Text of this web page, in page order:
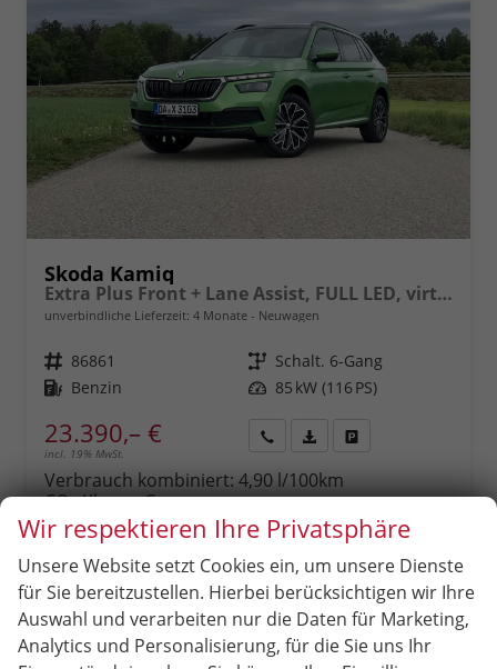
Skoda Kamiq
Extra Plus Front + Lane Assist, FULL LED, virtuelles Cockpit, Climatronic, Parksensoren, Rückfahrkamera, ISOFIX, el. Fensterheber, Tempomat, Sitzhzg. uvm.
unverbindliche Lieferzeit: 4 Monate Neuwagen
Fahrzeugnr. 86861 Getriebe Schalt. 6-Gang
Kraftstoff Benzin Leistung 85 kW (116 PS)
23.390,– €
incl. 19% MwSt.
anfordern
Datei,
Fahrzeugexposé
parken
oder
vergleichen
Verbrauch kombiniert: 4,90 l/100km
CO -Klasse:C
CO2-Emissionen:111,00 g/km
Wir respektieren Ihre Privatsphäre
Unsere Website setzt Cookies ein, um unsere Dienste
für Sie bereitzustellen. Hierbei berücksichtigen wir Ihre
Auswahl und verarbeiten nur die Daten für Marketing,
Analytics und Personalisierung, für die Sie uns Ihr